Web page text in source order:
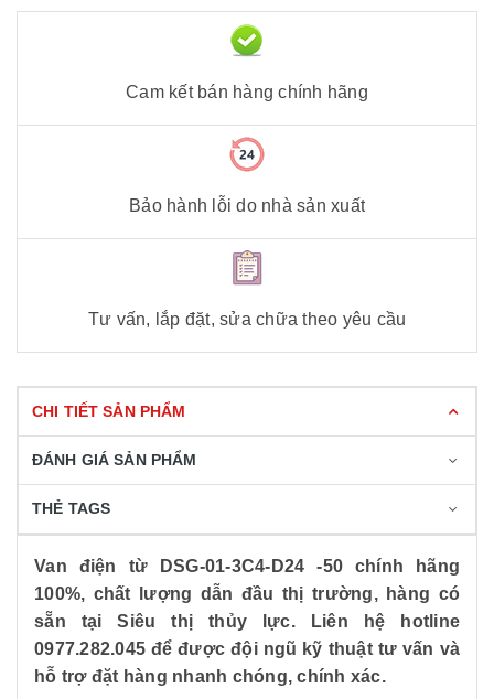
Cam kết bán hàng chính hãng
Bảo hành lỗi do nhà sản xuất
Tư vấn, lắp đặt, sửa chữa theo yêu cầu
CHI TIẾT SẢN PHẨM
ĐÁNH GIÁ SẢN PHẨM
THẺ TAGS
Van điện từ DSG-01-3C4-D24 -50 chính hãng
100%, chất lượng dẫn đầu thị trường, hàng có
sẵn tại Siêu thị thủy lực. Liên hệ hotline
0977.282.045 để được đội ngũ kỹ thuật tư vấn và
hỗ trợ đặt hàng nhanh chóng, chính xác.